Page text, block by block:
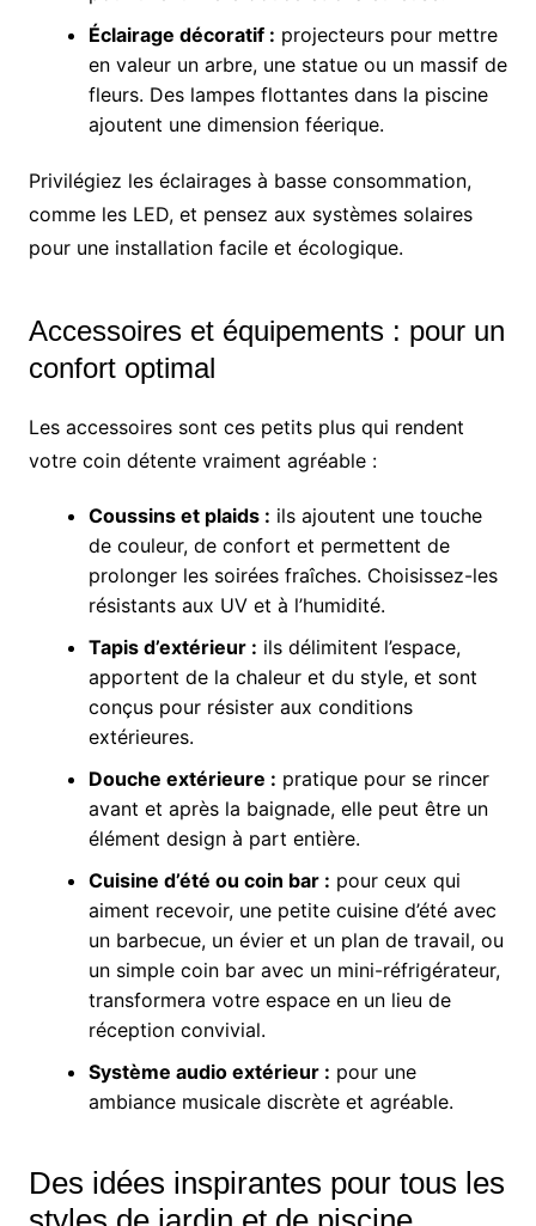
Éclairage décoratif : projecteurs pour mettre
en valeur un arbre, une statue ou un massif de
fleurs. Des lampes flottantes dans la piscine
ajoutent une dimension féerique.
Privilégiez les éclairages à basse consommation,
comme les LED, et pensez aux systèmes solaires
pour une installation facile et écologique.
Accessoires et équipements : pour un
confort optimal
Les accessoires sont ces petits plus qui rendent
votre coin détente vraiment agréable :
Coussins et plaids : ils ajoutent une touche
de couleur, de confort et permettent de
prolonger les soirées fraîches. Choisissez-les
résistants aux UV et à l’humidité.
Tapis d’extérieur : ils délimitent l’espace,
apportent de la chaleur et du style, et sont
conçus pour résister aux conditions
extérieures.
Douche extérieure : pratique pour se rincer
avant et après la baignade, elle peut être un
élément design à part entière.
Cuisine d’été ou coin bar : pour ceux qui
aiment recevoir, une petite cuisine d’été avec
un barbecue, un évier et un plan de travail, ou
un simple coin bar avec un mini-réfrigérateur,
transformera votre espace en un lieu de
réception convivial.
Système audio extérieur : pour une
ambiance musicale discrète et agréable.
Des idées inspirantes pour tous les